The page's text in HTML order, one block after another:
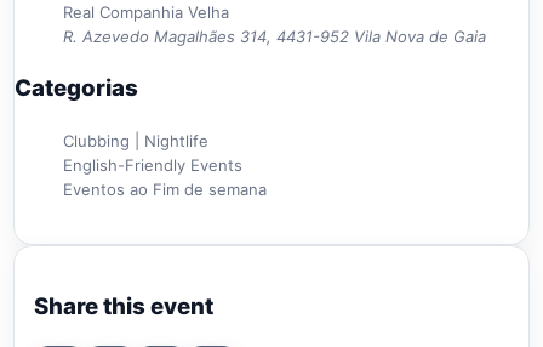
Real Companhia Velha
R. Azevedo Magalhães 314, 4431-952 Vila Nova de Gaia
Categorias
Clubbing | Nightlife
English-Friendly Events
Eventos ao Fim de semana
Share this event